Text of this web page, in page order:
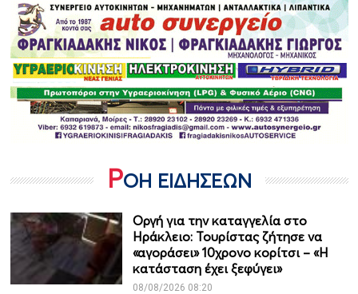
ΡΟΗ ΕΙΔΗΣΕΩΝ
Οργή για την καταγγελία στο
Ηράκλειο: Τουρίστας ζήτησε να
«αγοράσει» 10χρονο κορίτσι – «Η
κατάσταση έχει ξεφύγει»
08/08/2026 08:20